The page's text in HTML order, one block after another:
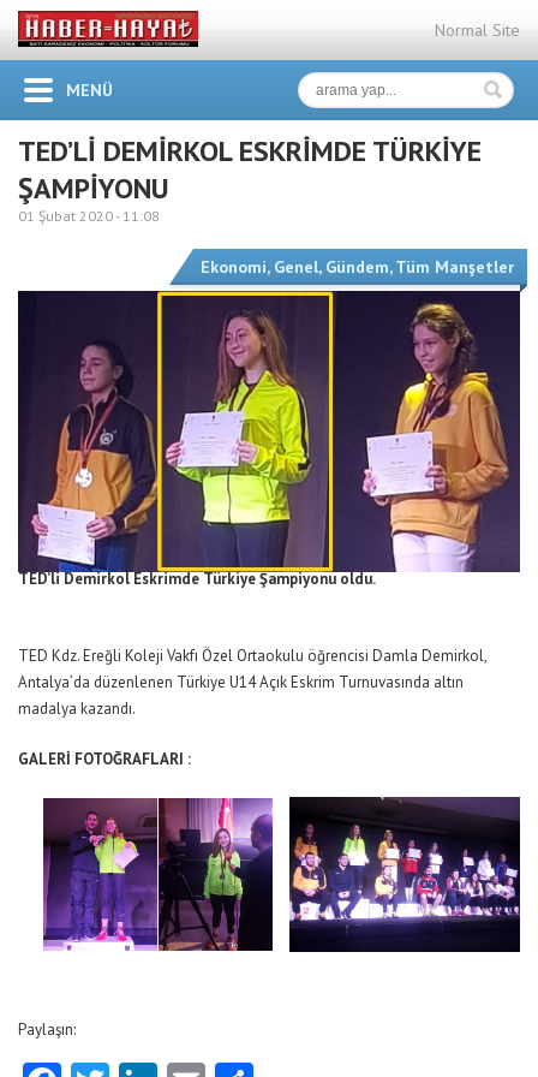
Normal Site
MENÜ
TED’Lİ DEMİRKOL ESKRİMDE TÜRKİYE
ŞAMPİYONU
01 Şubat 2020 - 11:08
Ekonomi, Genel, Gündem,Tüm Manşetler
TED’li Demirkol Eskrimde Türkiye Şampiyonuoldu.
TED Kdz. Ereğli Koleji Vakfı Özel Ortaokulu öğrencisi Damla Demirkol,
Antalya’da düzenlenen Türkiye U14 Açık Eskrim Turnuvasında altın
madalya kazandı.
GALERİ FOTOĞRAFLARI :
Paylaşın: